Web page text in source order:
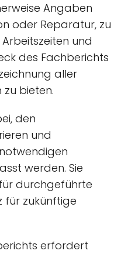
Angaben
oder Reparatur, zu
und
des Fachberichts
aller
bieten.
den
und
werden. Sie
durchgeführte
für zukünftige
erfordert